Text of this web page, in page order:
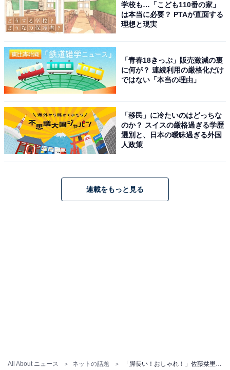
All About ニュース ネットの話題
学校も…「こども110番の家」
は本当に必要？ PTAが直面する
理想と現実
「青春18きっぷ」販売激減の裏
に何が？ 連続利用の厳格化だけ
ではない「本当の理由」
「移民」に冷たいのはどっちな
のか？ スイスの厳格過ぎる学歴
選別と、日本の曖昧過ぎる外国
人政策
連載をもっと見る